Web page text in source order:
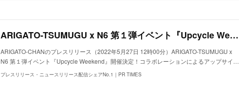
ARIGATO-TSUMUGU x N6 第１弾イベント『Upcycle Weekend』開催決定！コラボレーションによるアップサイクルプロジェクトをスタート。
ARIGATO-CHANのプレスリリース（2022年5月27日 12時00分）ARIGATO-TSUMUGU x
N6 第１弾イベント『Upcycle Weekend』開催決定！コラボレーションによるアップサイ…
プレスリリース・ニュースリリース配信シェアNo.1｜PR TIMES